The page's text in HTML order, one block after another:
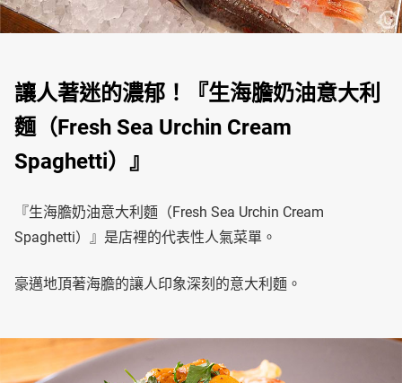
讓人著迷的濃郁！『生海膽奶油意大利
麵（Fresh Sea Urchin Cream
Spaghetti）』
『生海膽奶油意大利麵（Fresh Sea Urchin Cream
Spaghetti）』是店裡的代表性人氣菜單。
豪邁地頂著海膽的讓人印象深刻的意大利麵。